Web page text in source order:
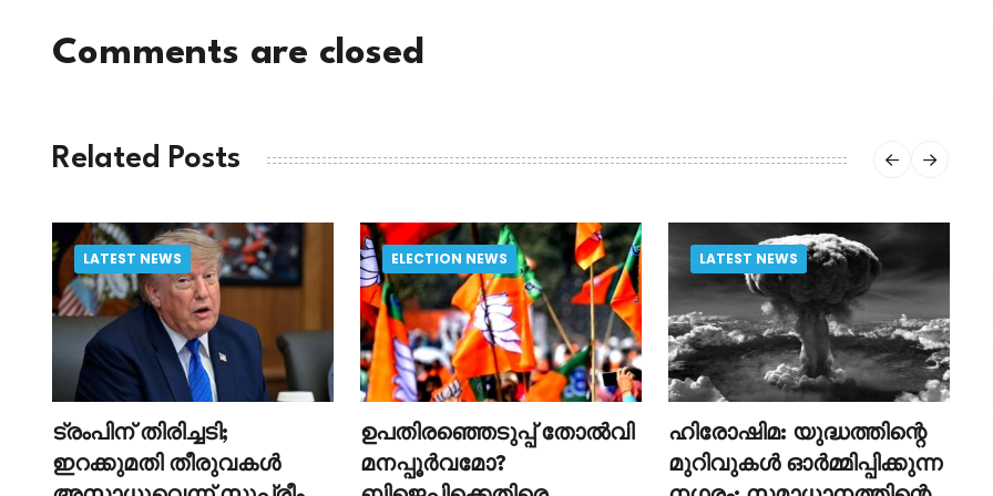
Comments are closed
Related Posts
LATEST NEWS
ട്രംപിന് തിരിച്ചടി;
ഇറക്കുമതി തീരുവകൾ
ELECTION NEWS
ഉപതിരഞ്ഞെടുപ്പ് തോൽവി
മനപ്പൂർവമോ?
LATEST NEWS
ഹിരോഷിമ: യുദ്ധത്തിന്റെ
മുറിവുകൾ ഓർമ്മിപ്പിക്കുന്ന